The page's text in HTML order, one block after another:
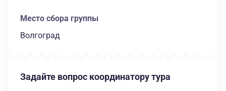
Место сбора группы
Волгоград
Задайте вопрос координатору тура